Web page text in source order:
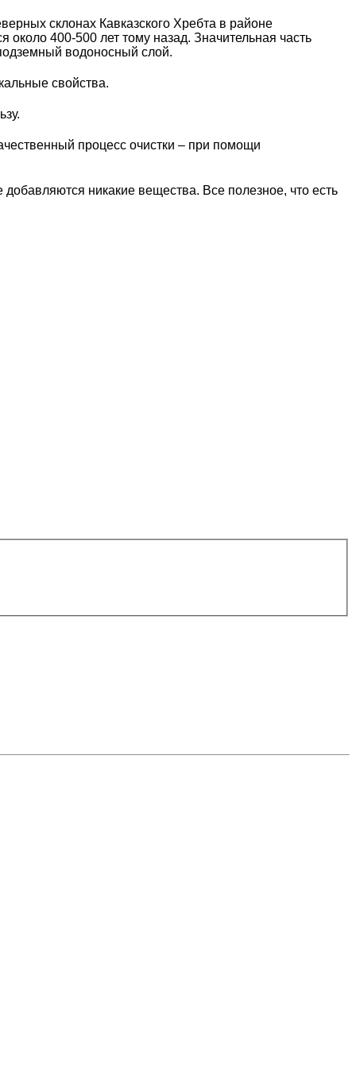
склонах Кавказского Хребта в районе
400-500 лет тому назад. Значительная часть
водоносный слой.
свойства.
процесс очистки – при помощи
добавляются никакие вещества. Все полезное, что есть